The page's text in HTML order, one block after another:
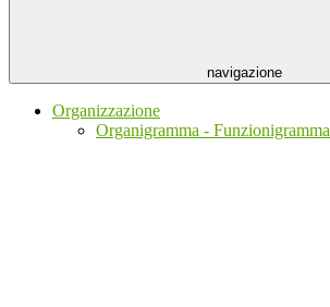
navigazione
Organizzazione
Organigramma - Funzionigramma